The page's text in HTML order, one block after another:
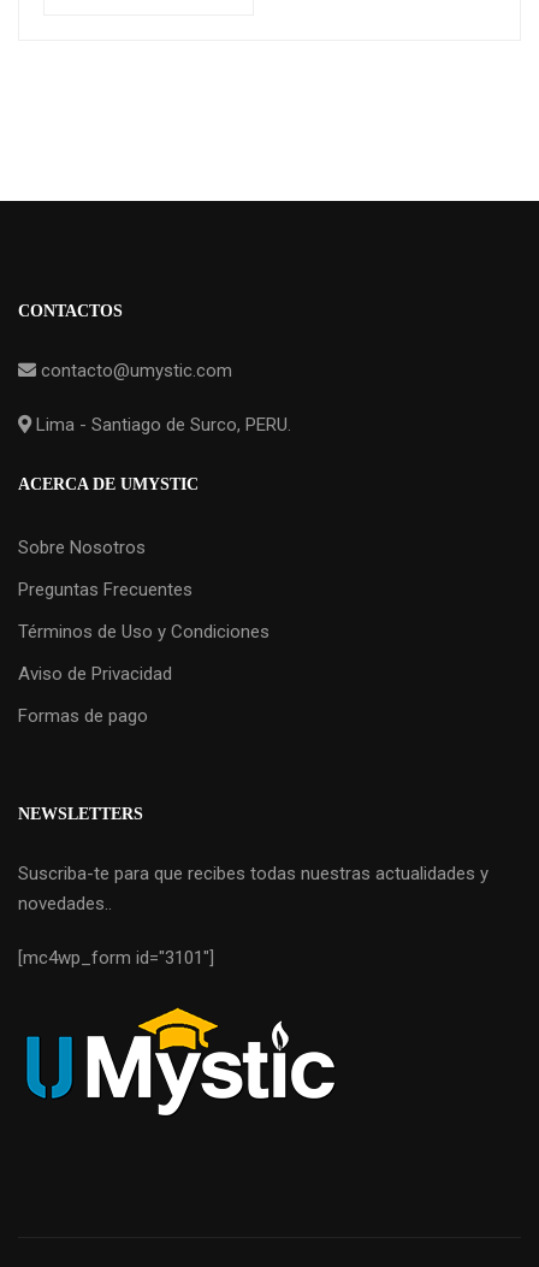
CONTACTOS
contacto@umystic.com
Lima - Santiago de Surco, PERU.
ACERCA DE UMYSTIC
Sobre Nosotros
Preguntas Frecuentes
Términos de Uso y Condiciones
Aviso de Privacidad
Formas de pago
NEWSLETTERS
Suscriba-te para que recibes todas nuestras actualidades y
novedades..
[mc4wp_form id="3101"]